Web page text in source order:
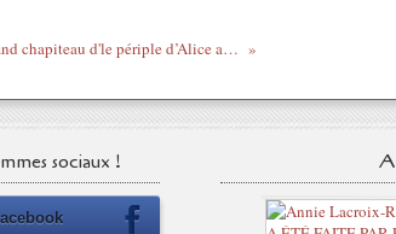
Académie Fratellini présente le Grand chapiteau d'le périple d’Alice aux pays des merveilles!!!
sociaux !